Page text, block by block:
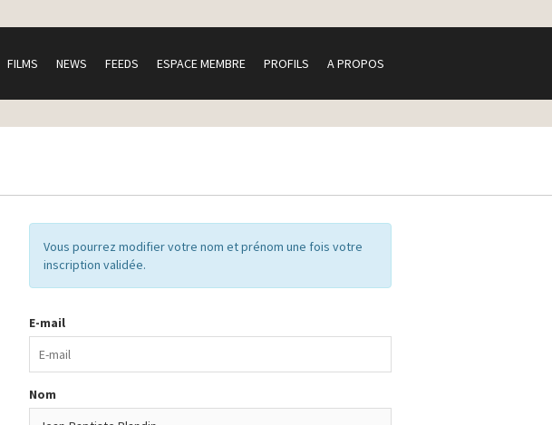
FILMS NEWS FEEDS ESPACE MEMBRE PROFILS A PROPOS
Vous pourrez modifier votre nom et prénom une fois votre
inscription validée.
E-mail
Nom